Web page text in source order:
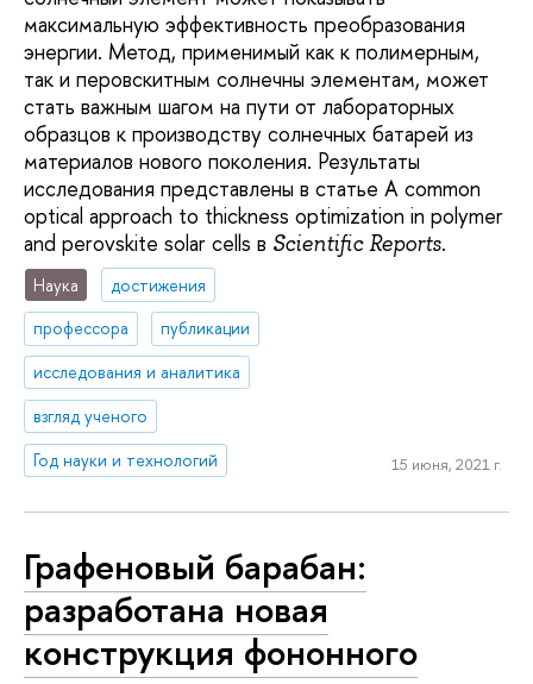
максимальную эффективность преобразования
энергии. Метод, применимый как к полимерным,
так и перовскитным солнечны элементам, может
стать важным шагом на пути от лабораторных
образцов к производству солнечных батарей из
материалов нового поколения. Результаты
исследования представлены в статье A common
optical approach to thickness optimization in polymer
and perovskite solar cells в Scientific Reports.
Наука
достижения
профессора
публикации
исследования и аналитика
взгляд ученого
Год науки и технологий
15 июня, 2021 г.
Графеновый барабан:
разработана новая
конструкция фононного